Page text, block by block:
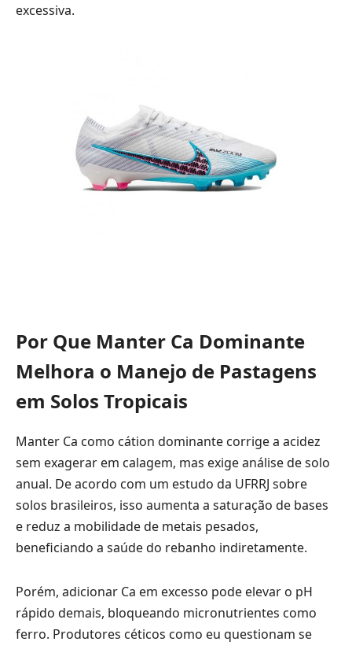
excessiva.
Por Que Manter Ca Dominante
Melhora o Manejo de Pastagens
em Solos Tropicais
Manter Ca como cátion dominante corrige a acidez
sem exagerar em calagem, mas exige análise de solo
anual. De acordo com um estudo da UFRRJ sobre
solos brasileiros, isso aumenta a saturação de bases
e reduz a mobilidade de metais pesados,
beneficiando a saúde do rebanho indiretamente.
Porém, adicionar Ca em excesso pode elevar o pH
rápido demais, bloqueando micronutrientes como
ferro. Produtores céticos como eu questionam se